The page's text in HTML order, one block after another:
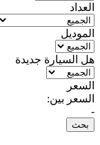
العداد
الموديل
هل السيارة جديدة
السعر
السعر بين:
-
بحث